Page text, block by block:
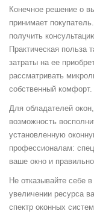
Конечное решение о
принимает
получить
Практическая польза
затраты на ее
рассматривать
собственный комфорт.
Для обладателей
возможность
установленную
профессионалам:
ваше окно и
Не отказывайте себе
увеличении ресурса
спектр оконных